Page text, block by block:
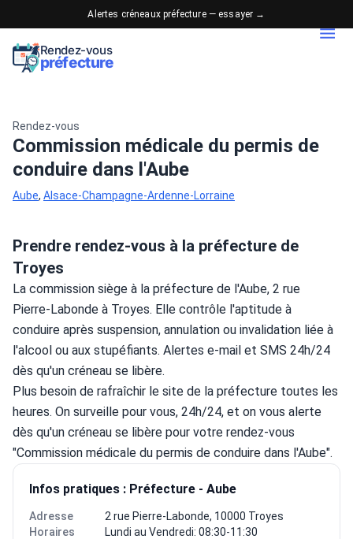
Alertes créneaux préfecture — essayer →
Rendez-vous
préfecture
Rendez-vous
Commission médicale du permis de
conduire dans l'Aube
Aube, Alsace-Champagne-Ardenne-Lorraine
Prendre rendez-vous à la préfecture de
Troyes
La commission siège à la préfecture de l'Aube, 2 rue
Pierre-Labonde à Troyes. Elle contrôle l'aptitude à
conduire après suspension, annulation ou invalidation liée à
l'alcool ou aux stupéfiants. Alertes e-mail et SMS 24h/24
dès qu'un créneau se libère.
Plus besoin de rafraîchir le site de la préfecture toutes les
heures. On surveille pour vous, 24h/24, et on vous alerte
dès qu'un créneau se libère pour votre rendez-vous
"Commission médicale du permis de conduire dans l'Aube".
Infos pratiques : Préfecture - Aube
Adresse
2 rue Pierre-Labonde, 10000 Troyes
Horaires
Lundi au Vendredi: 08:30-11:30